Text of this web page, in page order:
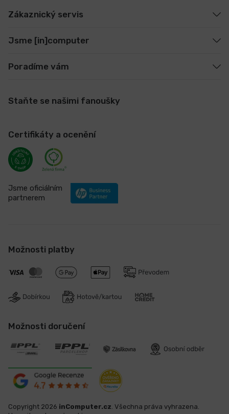
Zákaznický servis
Jsme [in]computer
Poradíme vám
Staňte se našimi fanoušky
Certifikáty a ocenění
Jsme oficiálním
partnerem
Možnosti platby
Možnosti doručení
Copyright 2026 inComputer.cz . Všechna práva vyhrazena.